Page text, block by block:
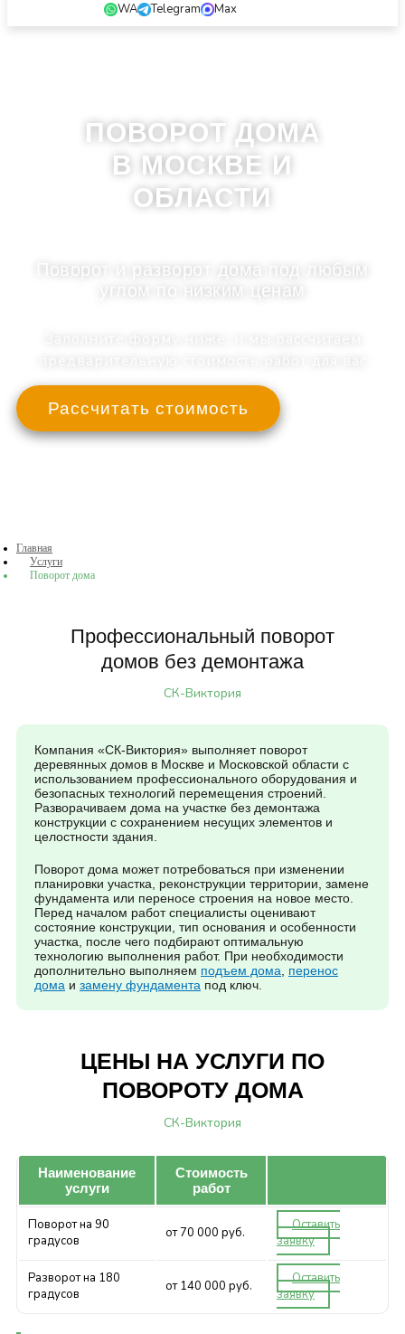
WA Telegram Max
ПОВОРОТ ДОМА
В МОСКВЕ И
ОБЛАСТИ
Поворот и разворот дома под любым
углом по низким ценам
Рассчитать стоимость
Главная
Услуги
Поворот дома
Профессиональный поворот
домов без демонтажа
СК-Виктория
Компания «СК-Виктория» выполняет поворот
деревянных домов в Москве и Московской области с
использованием профессионального оборудования и
безопасных технологий перемещения строений.
Разворачиваем дома на участке без демонтажа
конструкции с сохранением несущих элементов и
целостности здания.
Поворот дома может потребоваться при изменении
планировки участка, реконструкции территории, замене
фундамента или переносе строения на новое место.
Перед началом работ специалисты оценивают
состояние конструкции, тип основания и особенности
участка, после чего подбирают оптимальную
технологию выполнения работ. При необходимости
дополнительно выполняем подъем дома
перенос
дома и замену фундамента под ключ.
ЦЕНЫ НА УСЛУГИ ПО
ПОВОРОТУ ДОМА
СК-Виктория
Наименование
услуги
Стоимость
работ
Поворот на 90
градусов
от 70 000 руб.
Оставить
заявку
Разворот на 180
градусов
от 140 000 руб.
Оставить
заявку